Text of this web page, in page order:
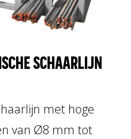
SCHAARLIJN
met hoge
van Ø8 mm tot